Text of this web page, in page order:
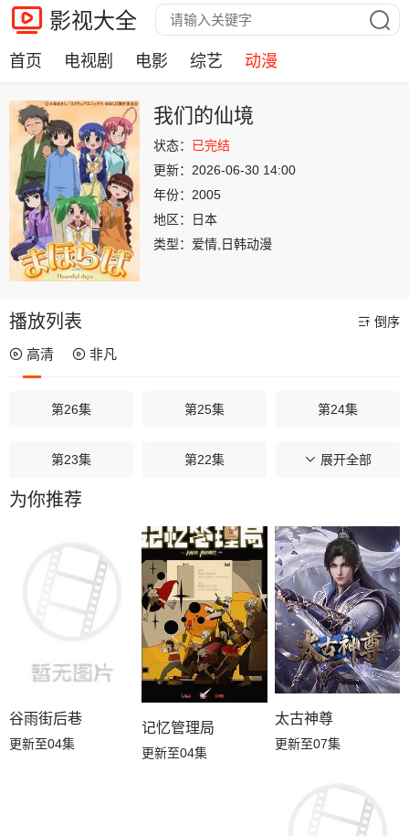
影视大全
首页 电视剧 电影 综艺 动漫
我们的仙境
状态： 已完结
更新： 2026-06-30 14:00
年份： 2005
地区：
日本
类型： 爱情,日韩动漫
播放列表 倒序
高清 非凡
第26集 第25集 第24集
第23集 第22集 第21集
第20集
第16集 第15集
第14集 第13集 第12集
第11集 第10集 第09集
第08集 第06集
第04集
展开全部
为你推荐
谷雨街后巷
更新至04集
记忆管理局
更新至04集
太古神尊
更新至07集